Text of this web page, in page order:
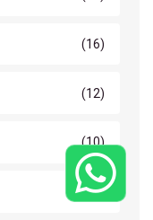
(16)
(12)
(10)
(11)